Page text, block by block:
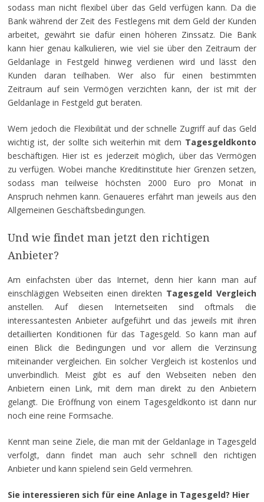
sodass man nicht flexibel über das Geld verfügen kann. Da die
Bank während der Zeit des Festlegens mit dem Geld der Kunden
arbeitet, gewährt sie dafür einen höheren Zinssatz. Die Bank
kann hier genau kalkulieren, wie viel sie über den Zeitraum der
Geldanlage in Festgeld hinweg verdienen wird und lässt den
Kunden daran teilhaben. Wer also für einen bestimmten
Zeitraum auf sein Vermögen verzichten kann, der ist mit der
Geldanlage in Festgeld gut beraten.
Wem jedoch die Flexibilität und der schnelle Zugriff auf das Geld
wichtig ist, der sollte sich weiterhin mit dem Tagesgeldkonto
beschäftigen. Hier ist es jederzeit möglich, über das Vermögen
zu verfügen. Wobei manche Kreditinstitute hier Grenzen setzen,
sodass man teilweise höchsten 2000 Euro pro Monat in
Anspruch nehmen kann. Genaueres erfährt man jeweils aus den
Allgemeinen Geschäftsbedingungen.
Und wie findet man jetzt den richtigen
Anbieter?
Am einfachsten über das Internet, denn hier kann man auf
einschlägigen Webseiten einen direkten Tagesgeld Vergleich
anstellen. Auf diesen Internetseiten sind oftmals die
interessantesten Anbieter aufgeführt und das jeweils mit ihren
detaillierten Konditionen für das Tagesgeld. So kann man auf
einen Blick die Bedingungen und vor allem die Verzinsung
miteinander vergleichen. Ein solcher Vergleich ist kostenlos und
unverbindlich. Meist gibt es auf den Webseiten neben den
Anbietern einen Link, mit dem man direkt zu den Anbietern
gelangt. Die Eröffnung von einem Tagesgeldkonto ist dann nur
noch eine reine Formsache.
Kennt man seine Ziele, die man mit der Geldanlage in Tagesgeld
verfolgt, dann findet man auch sehr schnell den richtigen
Anbieter und kann spielend sein Geld vermehren.
Sie interessieren sich für eine Anlage in Tagesgeld? Hier